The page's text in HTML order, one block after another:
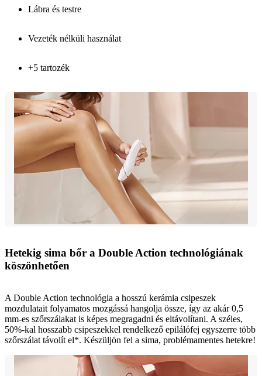
Lábra és testre
Vezeték nélküli használat
+5 tartozék
Hetekig sima bőr a Double Action technológiának
köszönhetően
A Double Action technológia a hosszú kerámia csipeszek
mozdulatait folyamatos mozgássá hangolja össze, így az akár 0,5
mm-es szőrszálakat is képes megragadni és eltávolítani. A széles,
50%-kal hosszabb csipeszekkel rendelkező epilálófej egyszerre több
szőrszálat távolít el*. Készüljön fel a sima, problémamentes hetekre!